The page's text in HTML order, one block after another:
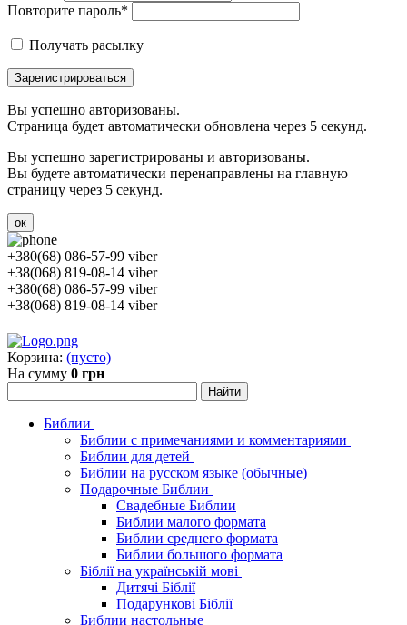
Повторите пароль*
Получать расылку
Зарегистрироваться
Вы успешно авторизованы.
Страница будет автоматически обновлена через 5 секунд.
Вы успешно зарегистрированы и авторизованы.
Вы будете автоматически перенаправлены на главную
страницу через 5 секунд.
ок
+380(68) 086-57-99 viber
+38(068) 819-08-14 viber
+380(68) 086-57-99 viber
+38(068) 819-08-14 viber
Корзина: (пусто)
На сумму 0 грн
Библии
Библии с примечаниями и комментариями
Библии для детей
Библии на русском языке (обычные)
Подарочные Библии
Свадебные Библии
Библии малого формата
Библии среднего формата
Библии большого формата
Біблії на українській мові
Дитячі Біблії
Подарункові Біблії
Библии настольные